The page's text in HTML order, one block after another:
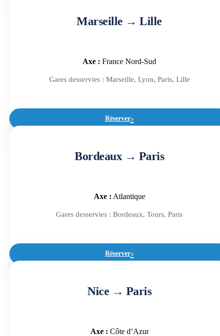
Marseille → Lille
Axe : France Nord-Sud
Gares desservies : Marseille, Lyon, Paris, Lille
Réserver
Bordeaux → Paris
Axe : Atlantique
Gares desservies : Bordeaux, Tours, Paris
Réserver
Nice → Paris
Axe : Côte d’Azur